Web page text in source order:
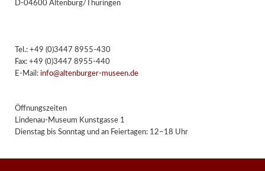
D-04600 Altenburg/Thüringen
Tel.: +49 (0)3447 8955-430
Fax: +49 (0)3447 8955-440
E-Mail: info@altenburger-museen.de
Öffnungszeiten
Lindenau-Museum Kunstgasse 1
Dienstag bis Sonntag und an Feiertagen: 12–18 Uhr